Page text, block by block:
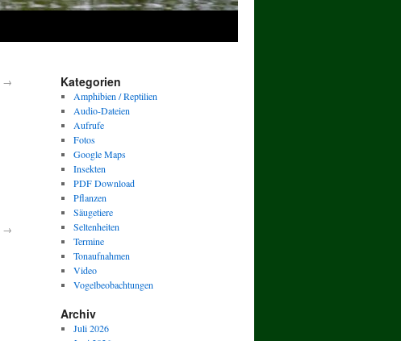
→
→
Kategorien
Amphibien / Reptilien
Audio-Dateien
Aufrufe
Fotos
Google Maps
Insekten
PDF Download
Pflanzen
Säugetiere
Seltenheiten
Termine
Tonaufnahmen
Video
Vogelbeobachtungen
Archiv
Juli 2026